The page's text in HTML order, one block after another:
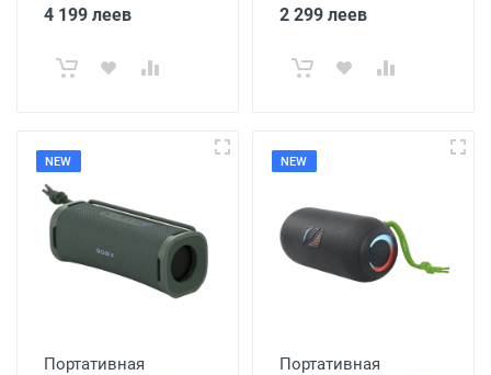
4 199 леев 2 299 леев
NEW
Портативная
NEW
Портативная